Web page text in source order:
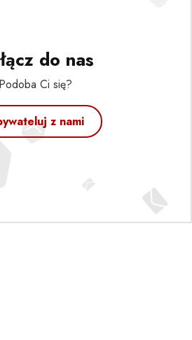
do nas
Podoba Ci się?
z nami